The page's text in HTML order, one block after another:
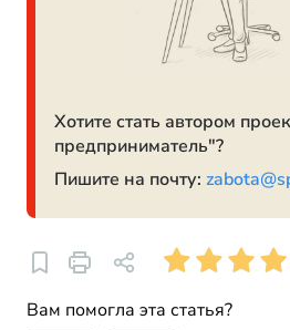
Хотите стать автором
предприниматель"?
Пишите на почту:
Вам помогла эта статья?